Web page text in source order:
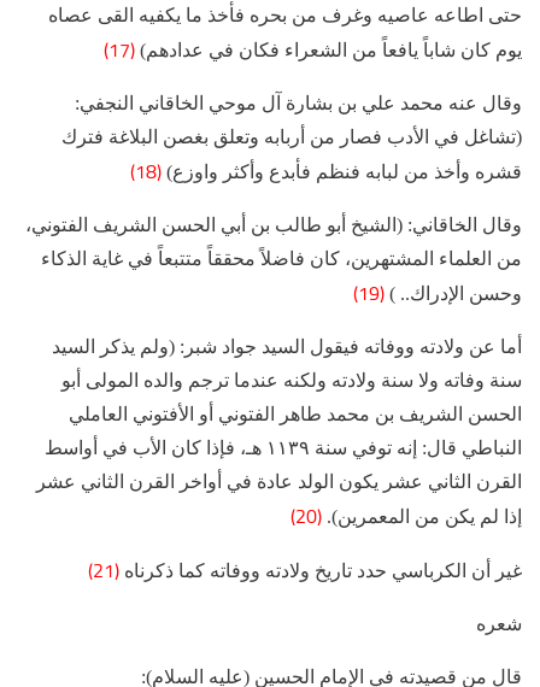
حتى اطاعه عاصيه وغرف من بحره فأخذ ما يكفيه القى عصاه
يوم كان شاباً يافعاً من الشعراء فكان في عدادهم) (17)
وقال عنه محمد علي بن بشارة آل موحي الخاقاني النجفي:
(تشاغل في الأدب فصار من أربابه وتعلق بغصن البلاغة فترك
قشره وأخذ من لبابه فنظم فأبدع وأكثر واوزع) (18)
وقال الخاقاني: (الشيخ أبو طالب بن أبي الحسن الشريف الفتوني،
من العلماء المشتهرين، كان فاضلاً محققاً متتبعاً في غاية الذكاء
وحسن الإدراك.. ) (19)
أما عن ولادته ووفاته فيقول السيد جواد شبر: (ولم يذكر السيد
سنة وفاته ولا سنة ولادته ولكنه عندما ترجم والده المولى أبو
الحسن الشريف بن محمد طاهر الفتوني أو الأفتوني العاملي
النباطي قال: إنه توفي سنة ١١٣٩ هـ، فإذا كان الأب في أواسط
القرن الثاني عشر يكون الولد عادة في أواخر القرن الثاني عشر
إذا لم يكن من المعمرين). (20)
غير أن الكرباسي حدد تاريخ ولادته ووفاته كما ذكرناه (21)
شعره
قال من قصيدته في الإمام الحسين (عليه السلام):